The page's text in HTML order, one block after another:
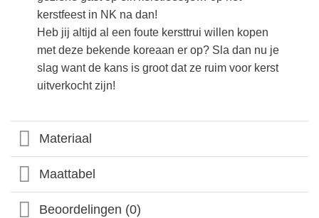
kerstfeest in NK na dan!
Heb jij altijd al een foute kersttrui willen kopen
met deze bekende koreaan er op? Sla dan nu je
slag want de kans is groot dat ze ruim voor kerst
uitverkocht zijn!
Materiaal
Maattabel
Beoordelingen (0)